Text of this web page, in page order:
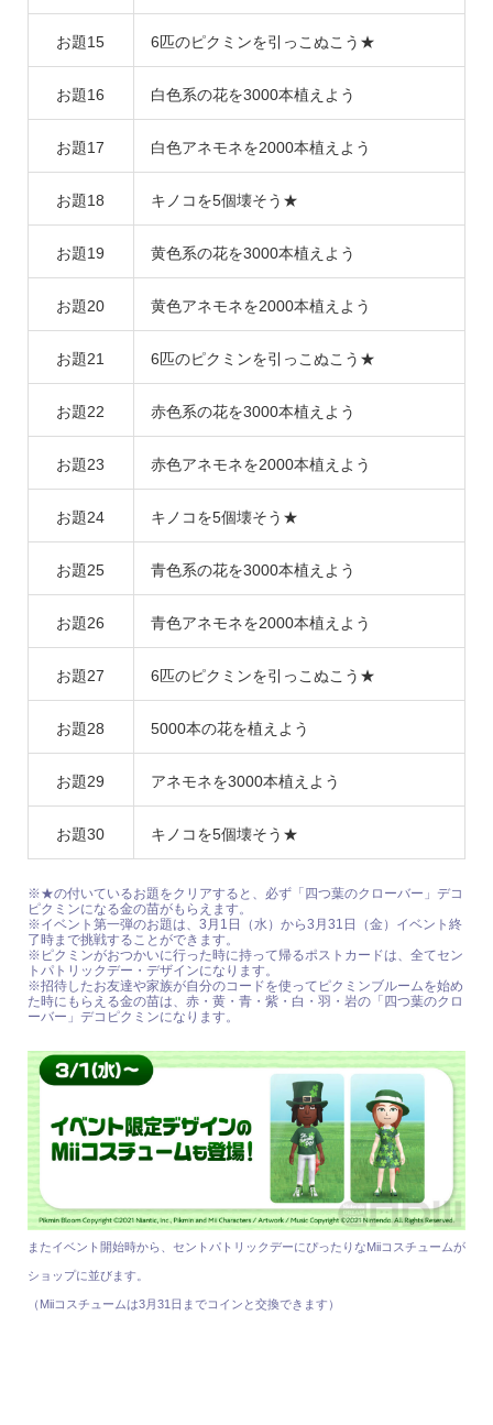
お題15 6匹のピクミンを引っこぬこう★
お題16 白色系の花を3000本植えよう
お題17 白色アネモネを2000本植えよう
お題18 キノコを5個壊そう★
お題19 黄色系の花を3000本植えよう
お題20 黄色アネモネを2000本植えよう
お題21 6匹のピクミンを引っこぬこう★
お題22 赤色系の花を3000本植えよう
お題23 赤色アネモネを2000本植えよう
お題24 キノコを5個壊そう★
お題25 青色系の花を3000本植えよう
お題26 青色アネモネを2000本植えよう
お題27 6匹のピクミンを引っこぬこう★
お題28 5000本の花を植えよう
お題29 アネモネを3000本植えよう
お題30 キノコを5個壊そう★
※★の付いているお題をクリアすると、必ず「四つ葉のクローバー」デコ
ピクミンになる金の苗がもらえます。
※イベント第一弾のお題は、3月1日（水）から3月31日（金）イベント終
了時まで挑戦することができます。
※ピクミンがおつかいに行った時に持って帰るポストカードは、全てセン
トパトリックデー・デザインになります。
※招待したお友達や家族が自分のコードを使ってピクミンブルームを始め
た時にもらえる金の苗は、赤・黄・青・紫・白・羽・岩の「四つ葉のクロ
ーバー」デコピクミンになります。
またイベント開始時から、セントパトリックデーにぴったりなMiiコスチュームが
ショップに並びます。
（Miiコスチュームは3月31日までコインと交換できます）